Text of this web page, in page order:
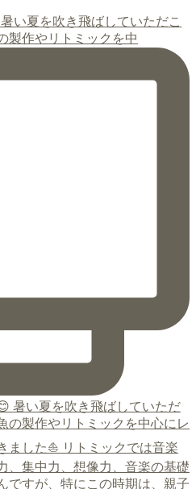
暑い夏を吹き飛ばしていただこ
製作やリトミックを中